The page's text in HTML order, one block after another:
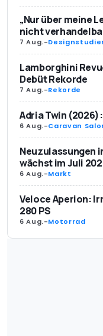
„Nur über meine
nicht
7 Aug.-
Lamborghini
Debüt Rekorde
7 Aug.-Rekorde
Adria Twin
6 Aug.-Caravan
Neuzulassungen
wächst im Juli
6 Aug.-Markt
Veloce Aperion:
280 PS
6 Aug.-Motorrad